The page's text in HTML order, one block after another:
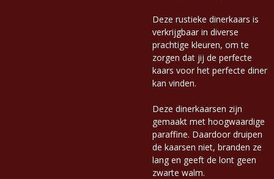
Deze rustieke dinerkaars is
verkrijgbaar in diverse
prachtige kleuren, om te
zorgen dat jij de perfecte
kaars voor het perfecte diner
kan vinden.
Deze dinerkaarsen zijn
gemaakt met hoogwaardige
paraffine. Daardoor druipen
de kaarsen niet, branden ze
lang en geeft de lont geen
zwarte walm.